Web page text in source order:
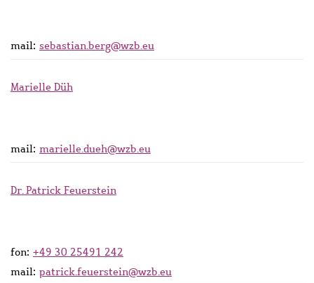
mail: sebastian.berg@wzb.eu
Marielle Düh
mail: marielle.dueh@wzb.eu
Dr. Patrick Feuerstein
fon: +49 30 25491 242
mail: patrick.feuerstein@wzb.eu